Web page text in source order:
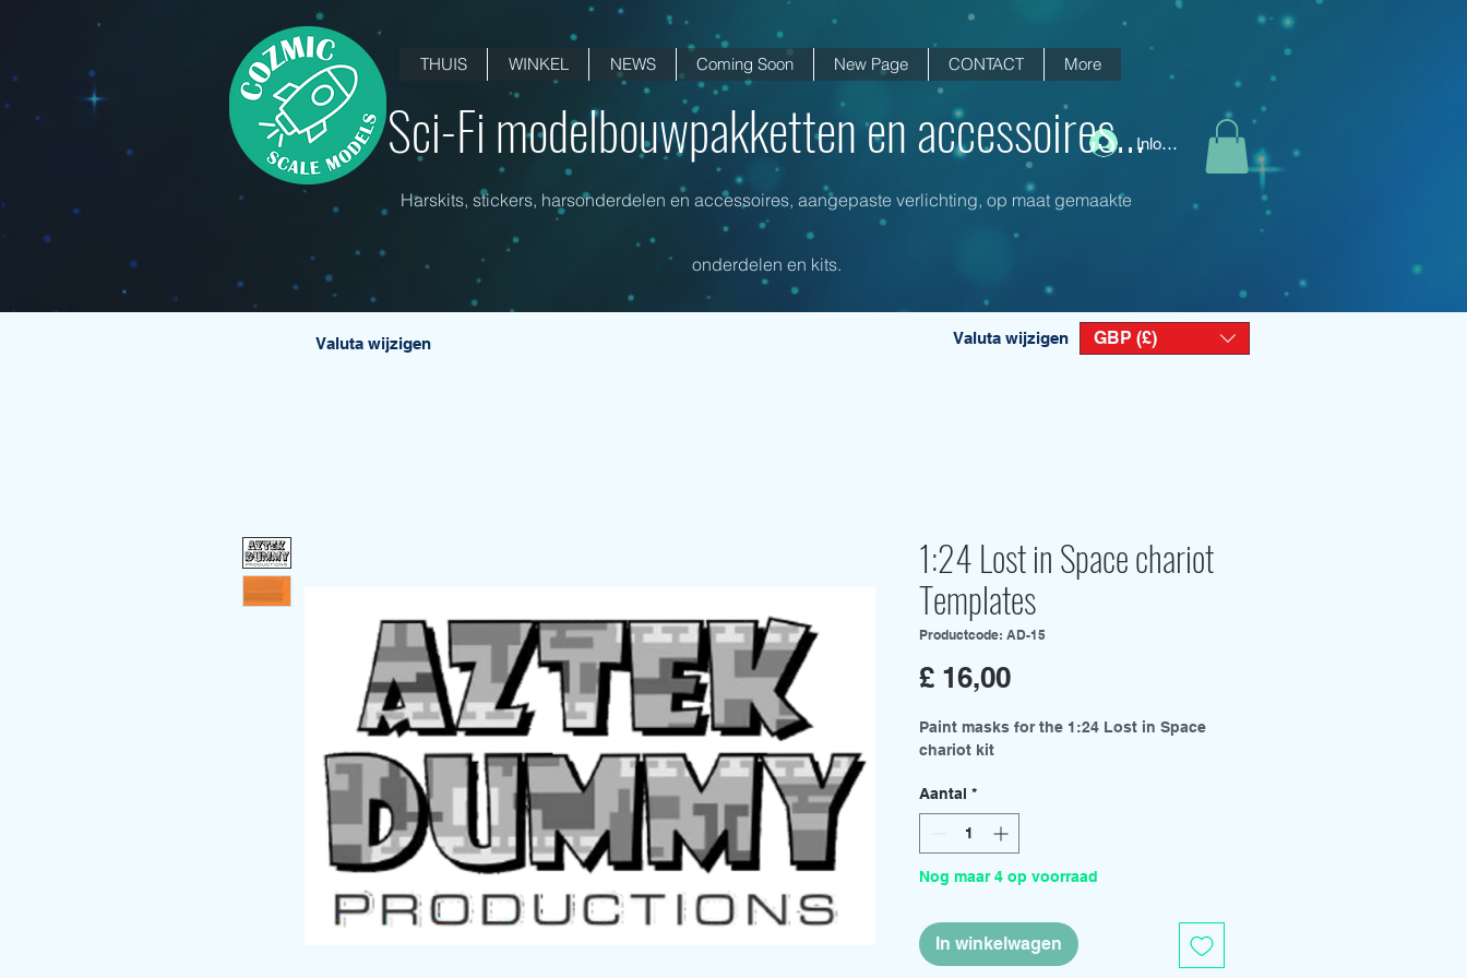
THUIS WINKEL NEWS Coming Soon New Page CONTACT More
Inloggen
Sci-Fi modelbouwpakketten en accessoires...
Harskits, stickers, harsonderdelen en accessoires, aangepaste verlichting, op maat gemaakte
onderdelen en kits.
Valuta wijzigen Valuta wijzigen GBP (£)
1:24 Lost in Space chariot
Templates
Productcode: AD-15
£ 16,00Prijs
Paint masks for the 1:24 Lost in Space
chariot kit
Aantal *
Nog maar 4 op voorraad
In winkelwagen